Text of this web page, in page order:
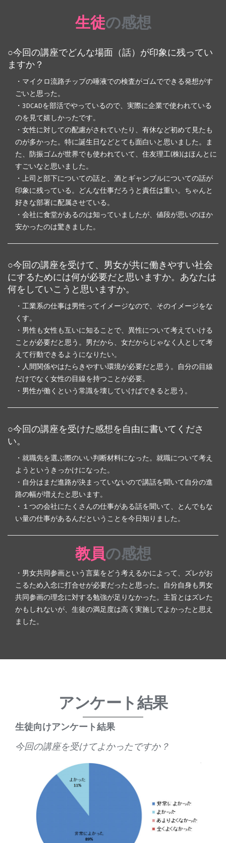
講座を聞く生徒の様子
生徒の感想
○今回の講座でどんな場面（話）が印象に残ってい
ますか？
・マイクロ流路チップの唾液での検査がゴムでできる発想がす
ごいと思った。
・3DCADを部活でやっているので、実際に企業で使われている
のを見て嬉しかったです。
・女性に対しての配慮がされていたり、有休など初めて見たも
のが多かった。特に誕生日などとても面白いと思いました。ま
た、防振ゴムが世界でも使われていて、住友理工(株)はほんとに
すごいなと思いました。
・上司と部下についての話と、酒とギャンブルについての話が
印象に残っている。どんな仕事だろうと責任は重い。ちゃんと
好きな部署に配属させている。
・会社に食堂があるのは知っていましたが、値段が思いのほか
安かったのは驚きました。
○今回の講座を受けて、男女が共に働きやすい社会
にするためには何が必要だと思いますか。あなたは
何をしていこうと思いますか。
・工業系の仕事は男性ってイメージなので、そのイメージをな
くす。
・男性も女性も互いに知ることで、異性について考えていける
ことが必要だと思う。男だから、女だからじゃなく人として考
えて行動できるようになりたい。
・人間関係やはたらきやすい環境が必要だと思う。自分の目線
だけでなく女性の目線を持つことが必要。
・男性が働くという常識を壊していけばできると思う。
○今回の講座を受けた感想を自由に書いてくださ
い。
・就職先を選ぶ際のいい判断材料になった。就職について考え
ようというきっかけになった。
・自分はまだ進路が決まっていないので講話を聞いて自分の進
路の幅が増えたと思います。
・１つの会社にたくさんの仕事がある話を聞いて、とんでもな
い量の仕事があるんだということを今日知りました。
教員の感想
・男女共同参画という言葉をどう考えるかによって、ズレがお
こるため入念に打合せが必要だったと思った。自分自身も男女
共同参画の理念に対する勉強が足りなかった。主旨とはズレた
かもしれないが、生徒の満足度は高く実施してよかったと思え
ました。
アンケート結果
生徒向けアンケート結果
今回の講座を受けてよかったですか？